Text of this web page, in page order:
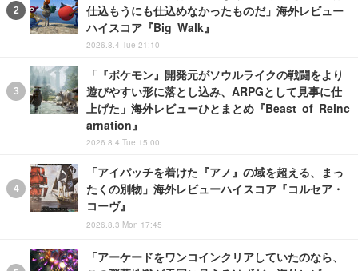
仕込もうにも仕込めなかったものだ」海外レビュー
ハイスコア『Big Walk』
2026.8.4 Tue 21:10
「『ポケモン』開発元がソウルライクの戦闘をより
遊びやすい形に落とし込み、ARPGとして見事に仕
上げた」海外レビューひとまとめ『Beast of Reinc
arnation』
2026.8.4 Tue 15:00
「アイパッチを着けた『アノ』の域を超える、まっ
たくの別物」海外レビューハイスコア『コルセア・
コーヴ』
2026.8.3 Mon 17:45
「アーケードをワンコインクリアしていたのなら、